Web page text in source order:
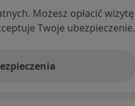
Możesz opłacić wizytę
Twoje ubezpieczenie.